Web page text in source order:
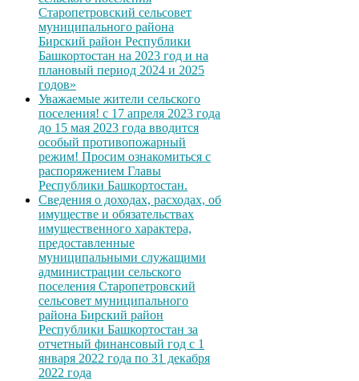
Старопетровский сельсовет
муниципального района
Бирский район Республики
Башкортостан на 2023 год и на
плановый период 2024 и 2025
годов»
Уважаемые жители сельского
поселения! с 17 апреля 2023 года
до 15 мая 2023 года вводится
особый противопожарный
режим! Просим ознакомиться с
распоряжением Главы
Республики Башкортостан.
Сведения о доходах, расходах, об
имуществе и обязательствах
имущественного характера,
предоставленные
муниципальными служащими
администрации сельского
поселения Старопетровский
сельсовет муниципального
района Бирский район
Республики Башкортостан за
отчетный финансовый год с 1
января 2022 года по 31 декабря
2022 года